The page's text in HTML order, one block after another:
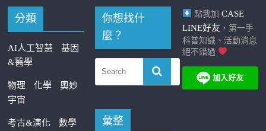
分類
AI人工智慧
基因
&醫學
物理 化學
奧妙
宇宙
考古&演化
數學
你想找什
麼？
彙整
點我加 CASE
LINE好友 ，第一手
科普知識、活動消息
絕不錯過